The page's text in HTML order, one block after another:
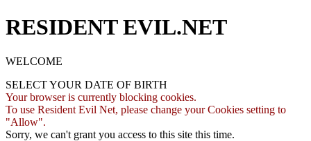
RESIDENT EVIL.NET
WELCOME
SELECT YOUR DATE OF BIRTH
Your browser is currently blocking cookies.
To use Resident Evil Net, please change your Cookies setting to
"Allow".
Sorry, we can't grant you access to this site this time.